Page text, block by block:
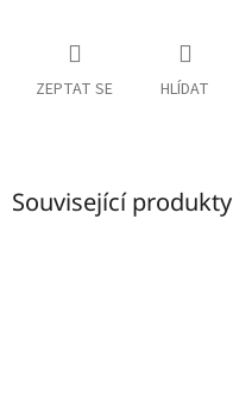
ZEPTAT SE HLÍDAT
Související produkty